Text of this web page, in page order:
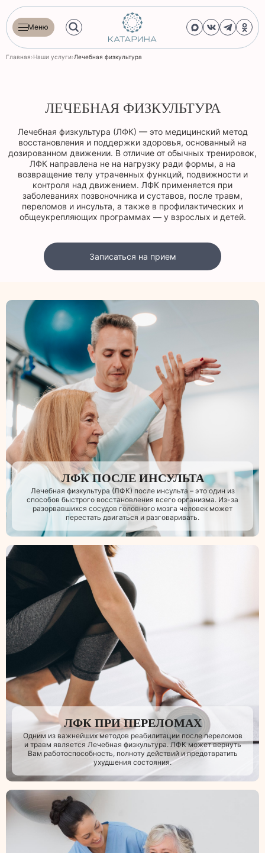
Меню
Главная›Наши услуги›Лечебная физкультура
ЛЕЧЕБНАЯ ФИЗКУЛЬТУРА
Лечебная физкультура (ЛФК) — это медицинский метод
восстановления и поддержки здоровья, основанный на
дозированном движении. В отличие от обычных тренировок,
ЛФК направлена не на нагрузку ради формы, а на
возвращение телу утраченных функций, подвижности и
контроля над движением. ЛФК применяется при
заболеваниях позвоночника и суставов, после травм,
переломов и инсульта, а также в профилактических и
общеукрепляющих программах — у взрослых и детей.
Записаться на прием
ЛФК ПОСЛЕ ИНСУЛЬТА
Лечебная физкультура (ЛФК) после инсульта – это один из
способов быстрого восстановления всего организма. Из-за
разорвавшихся сосудов головного мозга человек может
перестать двигаться и разговаривать.
ЛФК ПРИ ПЕРЕЛОМАХ
Одним из важнейших методов реабилитации после переломов
и травм является Лечебная физкультура. ЛФК может вернуть
Вам работоспособность, полноту действий и предотвратить
ухудшения состояния.